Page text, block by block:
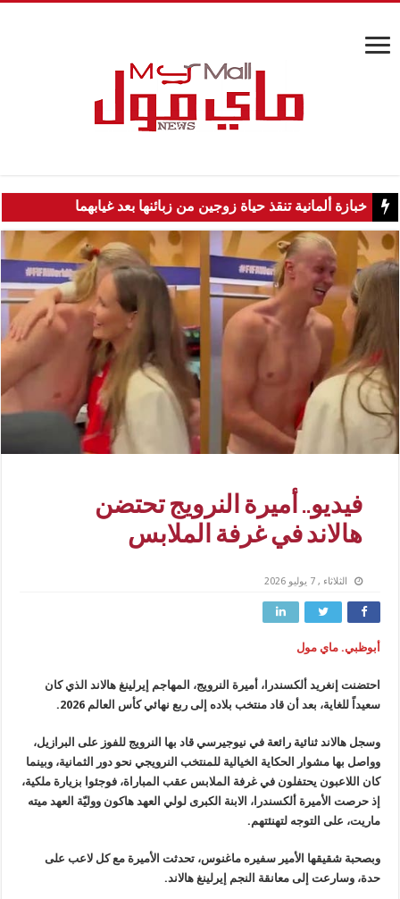
خبازة ألمانية تنقذ حياة زوجين من زبائنها بعد غيابهما
فيديو.. أميرة النرويج تحتضن
هالاند في غرفة الملابس
الثلاثاء , 7 يوليو 2026
أبوظبي. ماي مول
احتضنت إنغريد ألكسندرا، أميرة النرويج، المهاجم إيرلينغ هالاند الذي كان
سعيداً للغاية، بعد أن قاد منتخب بلاده إلى ربع نهائي كأس العالم 2026.
وسجل هالاند ثنائية رائعة في نيوجيرسي قاد بها النرويج للفوز على البرازيل،
وواصل بها مشوار الحكاية الخيالية للمنتخب النرويجي نحو دور الثمانية، وبينما
كان اللاعبون يحتفلون في غرفة الملابس عقب المباراة، فوجئوا بزيارة ملكية،
إذ حرصت الأميرة ألكسندرا، الابنة الكبرى لولي العهد هاكون ووليّة العهد ميته
ماريت، على التوجه لتهنئتهم.
وبصحبة شقيقها الأمير سفيره ماغنوس، تحدثت الأميرة مع كل لاعب على
حدة، وسارعت إلى معانقة النجم إيرلينغ هالاند.